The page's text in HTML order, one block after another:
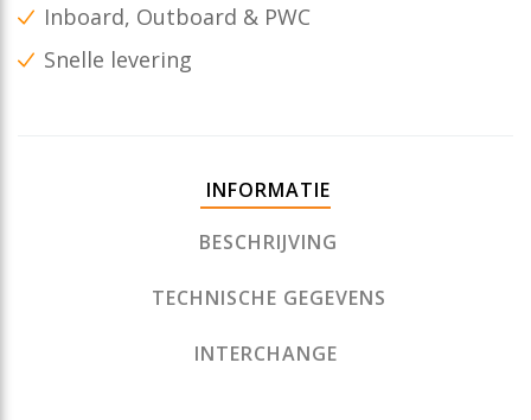
Inboard, Outboard & PWC
Snelle levering
INFORMATIE
BESCHRIJVING
TECHNISCHE GEGEVENS
INTERCHANGE